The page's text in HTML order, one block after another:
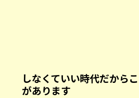
しなくていい時代だから
があります